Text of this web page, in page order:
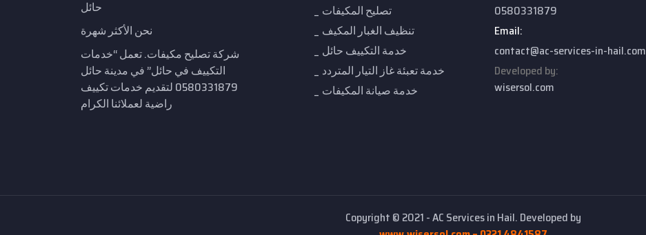
نحن الأكثر شهرة
شركة تصليح مكيفات. تعمل “خدمات
التكييف في حائل” في مدينة حائل
0580331879 لتقديم خدمات تكييف
راضية لعملائنا الكرام
تصليح المكيفات
تنظيف الغبار المكيف
خدمة التكييف حائل
خدمة تعبئة غاز التيار المتردد
خدمة صيانة المكيفات
0580331879
Email:
contact@ac-services-in-hail.com
Developed by:
wisersol.com
Copyright © 2021 - AC Services in Hail. Developed by